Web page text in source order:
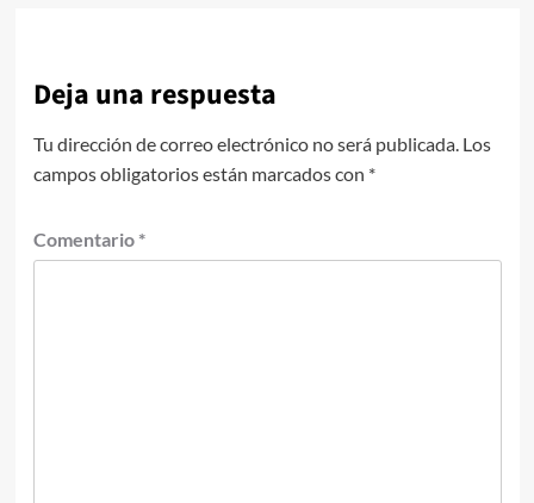
Deja una respuesta
Tu dirección de correo electrónico no será publicada. Los
campos obligatorios están marcados con *
Comentario *